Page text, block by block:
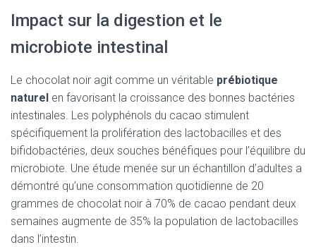
Impact sur la digestion et le
microbiote intestinal
Le chocolat noir agit comme un véritable prébiotique
naturel en favorisant la croissance des bonnes bactéries
intestinales. Les polyphénols du cacao stimulent
spécifiquement la prolifération des lactobacilles et des
bifidobactéries, deux souches bénéfiques pour l’équilibre du
microbiote. Une étude menée sur un échantillon d’adultes a
démontré qu’une consommation quotidienne de 20
grammes de chocolat noir à 70% de cacao pendant deux
semaines augmente de 35% la population de lactobacilles
dans l’intestin.